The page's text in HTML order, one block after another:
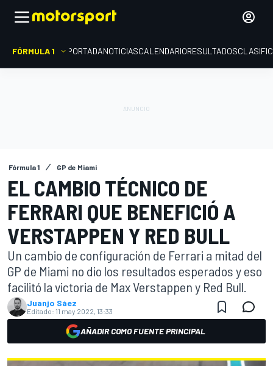
FÓRMULA 1 PORTADANOTICIASCALENDARIORESULTADOS
Fórmula 1 GP de Miami
EL CAMBIO TÉCNICO DE
FERRARI QUE BENEFICIÓ A
VERSTAPPEN Y RED BULL
Un cambio de configuración de Ferrari a mitad del
GP de Miami no dio los resultados esperados y eso
facilitó la victoria de Max Verstappen y Red Bull.
Juanjo Sáez
Editado: 11 may 2022, 13:33
AÑADIR COMO FUENTE PRINCIPAL